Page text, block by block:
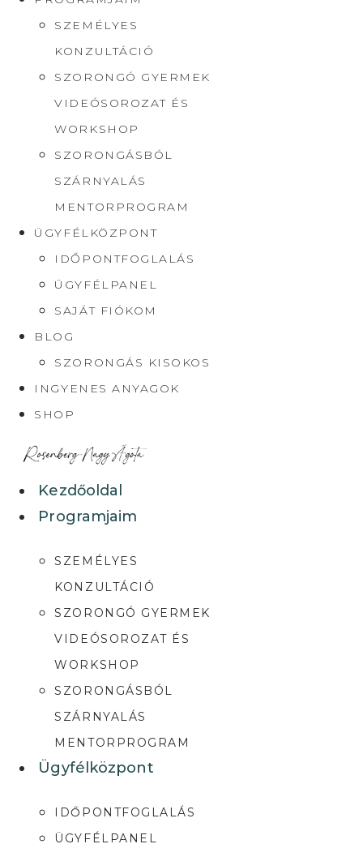
SZEMÉLYES
KONZULTÁCIÓ
SZORONGÓ GYERMEK
VIDEÓSOROZAT ÉS
WORKSHOP
SZORONGÁSBÓL
SZÁRNYALÁS
MENTORPROGRAM
ÜGYFÉLKÖZPONT
IDŐPONTFOGLALÁS
ÜGYFÉLPANEL
SAJÁT FIÓKOM
BLOG
SZORONGÁS KISOKOS
INGYENES ANYAGOK
SHOP
Kezdőoldal
Programjaim
SZEMÉLYES
KONZULTÁCIÓ
SZORONGÓ GYERMEK
VIDEÓSOROZAT ÉS
WORKSHOP
SZORONGÁSBÓL
SZÁRNYALÁS
MENTORPROGRAM
Ügyfélközpont
IDŐPONTFOGLALÁS
ÜGYFÉLPANEL